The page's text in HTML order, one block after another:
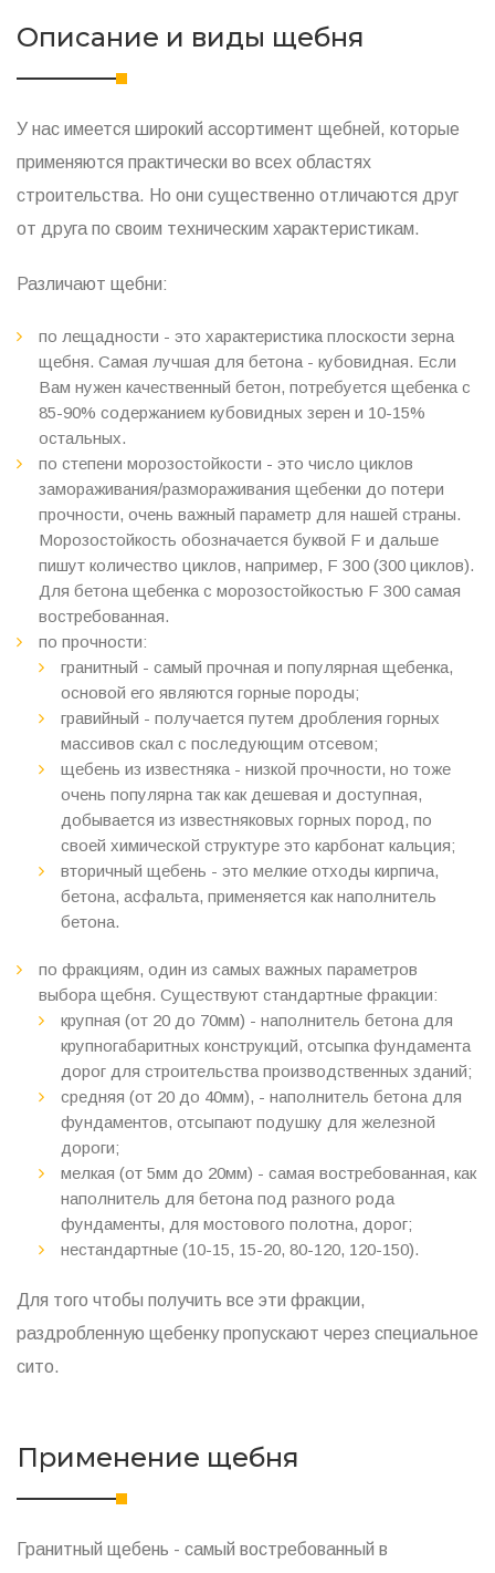
Описание и виды щебня
У нас имеется широкий ассортимент щебней, которые
применяются практически во всех областях
строительства. Но они существенно отличаются друг
от друга по своим техническим характеристикам.
Различают щебни:
по лещадности - это характеристика плоскости зерна
щебня. Самая лучшая для бетона - кубовидная. Если
Вам нужен качественный бетон, потребуется щебенка с
85-90% содержанием кубовидных зерен и 10-15%
остальных.
по степени морозостойкости - это число циклов
замораживания/размораживания щебенки до потери
прочности, очень важный параметр для нашей страны.
Морозостойкость обозначается буквой F и дальше
пишут количество циклов, например, F 300 (300 циклов).
Для бетона щебенка с морозостойкостью F 300 самая
востребованная.
по прочности:
гранитный - самый прочная и популярная щебенка,
основой его являются горные породы;
гравийный - получается путем дробления горных
массивов скал с последующим отсевом;
щебень из известняка - низкой прочности, но тоже
очень популярна так как дешевая и доступная,
добывается из известняковых горных пород, по
своей химической структуре это карбонат кальция;
вторичный щебень - это мелкие отходы кирпича,
бетона, асфальта, применяется как наполнитель
бетона.
по фракциям, один из самых важных параметров
выбора щебня. Существуют стандартные фракции:
крупная (от 20 до 70мм) - наполнитель бетона для
крупногабаритных конструкций, отсыпка фундамента
дорог для строительства производственных зданий;
средняя (от 20 до 40мм), - наполнитель бетона для
фундаментов, отсыпают подушку для железной
дороги;
мелкая (от 5мм до 20мм) - самая востребованная, как
наполнитель для бетона под разного рода
фундаменты, для мостового полотна, дорог;
нестандартные (10-15, 15-20, 80-120, 120-150).
Для того чтобы получить все эти фракции,
раздробленную щебенку пропускают через специальное
сито.
Применение щебня
Гранитный щебень - самый востребованный в